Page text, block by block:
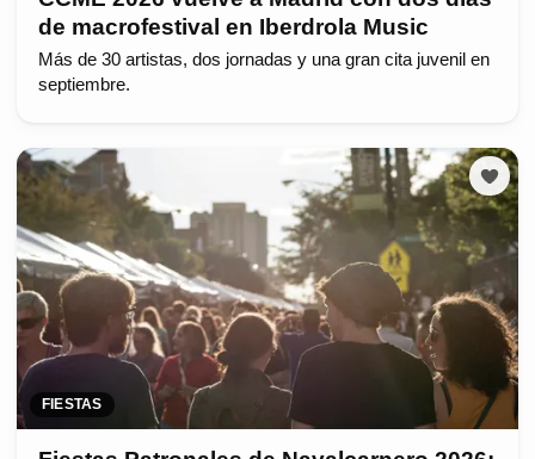
de macrofestival en Iberdrola Music
Más de 30 artistas, dos jornadas y una gran cita juvenil en
septiembre.
FIESTAS